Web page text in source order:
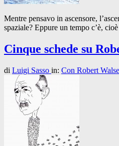
Mentre pensavo in ascensore,
spaziale? Eppure un tempo c’è,
Cinque schede su
di Luigi Sasso in: Con Robert